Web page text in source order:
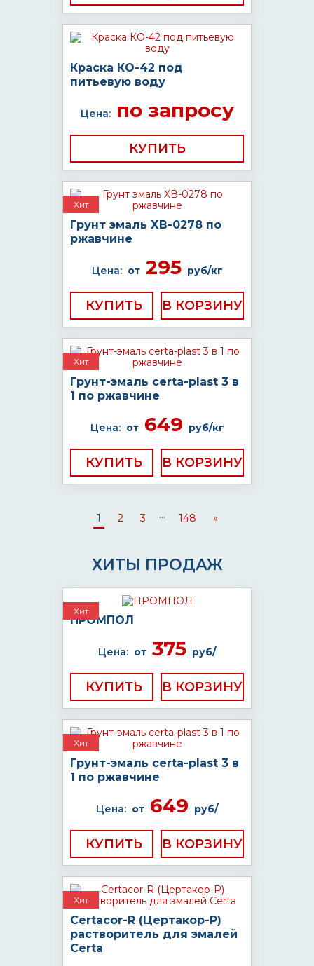
Краска КО-42 под
питьевую воду
Цена:по запросу
КУПИТЬ
Хит
Грунт эмаль ХВ-0278 по
ржавчине
Цена: от295 руб/кг
КУПИТЬ
Хит
Грунт-эмаль certa-plast 3 в
1 по ржавчине
Цена: от649 руб/кг
КУПИТЬ
1 2 3 ... 148 »
ХИТЫ ПРОДАЖ
Хит
ПРОМПОЛ
Цена: от 375 руб/
КУПИТЬ
Хит
Грунт-эмаль certa-plast 3 в
1 по ржавчине
Цена: от 649 руб/
КУПИТЬ
Хит
Certacor-R (Цертакор-Р)
растворитель для эмалей
Certa